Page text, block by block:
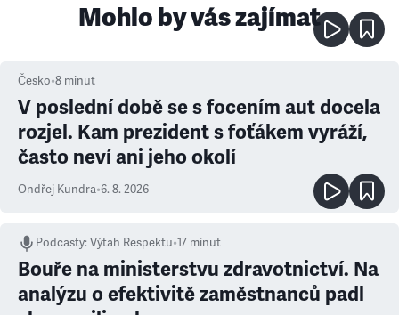
Mohlo by vás zajímat
Česko•8 minut
V poslední době se s focením aut docela
rozjel. Kam prezident s foťákem vyráží,
často neví ani jeho okolí
Ondřej Kundra•6. 8. 2026
Podcasty:Výtah Respektu•17 minut
Bouře na ministerstvu zdravotnictví. Na
analýzu o efektivitě zaměstnanců padl